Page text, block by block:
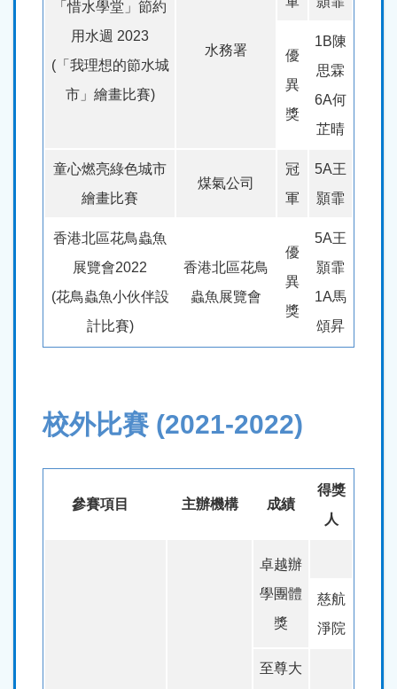
「惜水學堂」節約
用水週 2023
(「我理想的節水城
市」繪畫比賽)
水務署
優
異
獎
1B陳
思霖
6A何
芷晴
童心燃亮綠色城市
繪畫比賽
煤氣公司
冠
軍
5A王
顥霏
香港北區花鳥蟲魚
展覽會2022
(花鳥蟲魚小伙伴設
計比賽)
香港北區花鳥
蟲魚展覽會
優
異
獎
5A王
顥霏
1A馬
頌昇
校外比賽 (2021-2022)
參賽項目 主辦機構 成績
得獎
人
卓越辦
學團體
獎
慈航
淨院
至尊大